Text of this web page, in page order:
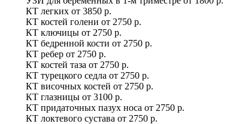
КТ легких от 3850 р.
КТ костей голени от 2750 р.
КТ ключицы от 2750 р.
КТ бедренной кости от 2750 р.
КТ ребер от 2750 р.
КТ костей таза от 2750 р.
КТ турецкого седла от 2750 р.
КТ височных костей от 2750 р.
КТ глазницы от 3100 р.
КТ придаточных пазух носа от 2750 р.
КТ локтевого сустава от 2750 р.